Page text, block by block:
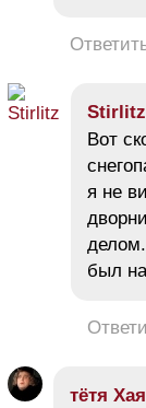
Stirlitz
Вот
я не
был
тётя Хая